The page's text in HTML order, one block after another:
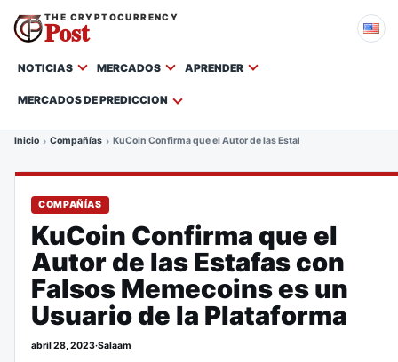
THE CRYPTOCURRENCY
Post
NOTICIAS MERCADOS APRENDER
MERCADOS DE PREDICCION
Inicio Compañías KuCoin Confirma que el Autor de las Estafas con Falsos
COMPAÑÍAS
KuCoin Confirma que el
Autor de las Estafas con
Falsos Memecoins es un
Usuario de la Plataforma
abril 28, 2023·Salaam